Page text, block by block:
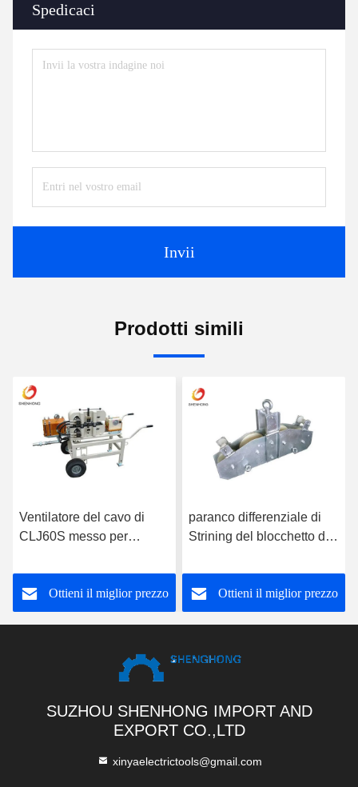
Spedicaci
Invii
Prodotti simili
Ventilatore del cavo di
CLJ60S messo per
interurbano di
comunicazione
Ottieni il miglior prezzo
paranco differenziale di
Strining del blocchetto di
per la legatura del cavo a
fibre ottiche
Ottieni il miglior prezzo
SUZHOU SHENHONG IMPORT AND
EXPORT CO.,LTD
xinyaelectrictools@gmail.com